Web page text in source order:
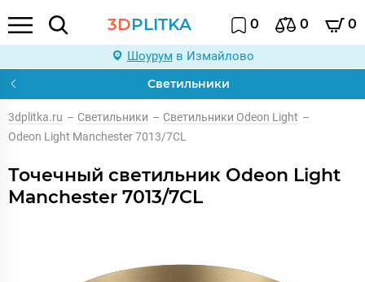
3DPLITKA 0 0 0
Шоурум в Измайлово
Светильники
3dplitka.ru – Светильники – Светильники Odeon Light –
Odeon Light Manchester 7013/7CL
Точечный светильник Odeon Light
Manchester 7013/7CL